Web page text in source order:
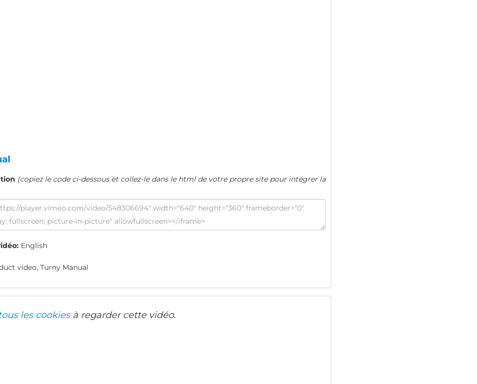
(copiez le code ci-dessous et collez-le dans le html de votre propre site pour intégrer la
English
video, Turny Manual
les cookiesà regarder cette vidéo.